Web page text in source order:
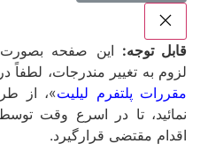
قابل توجه: این صفحه
لزوم به تغییر مندرجات،
مقررات پلتفرم لیلیت»، از
نمائید، تا در اسرع وقت
اقدام مقتضی قرارگیرد.